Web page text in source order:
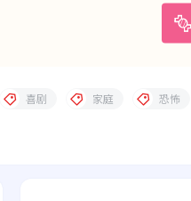
喜剧 家庭 恐怖